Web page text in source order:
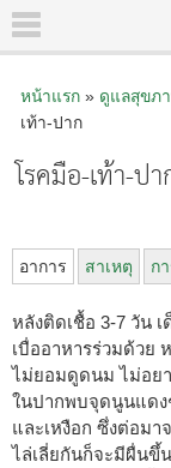
หน้าแรก» ดูแลสุขภ
เท้า-ปาก
โรคมือ-เท้า-ป
อาการ สาเหตุ ก
หลังติดเชื้อ 3-7 วัน
เบื่ออาหารร่วมด้วย
ไม่ยอมดูดนม ไม่อยา
ในปากพบจุดนูนแดง
และเหงือก ซึ่งต่อมา
ไล่เลี่ยกันก็จะมีผื่นขึ้